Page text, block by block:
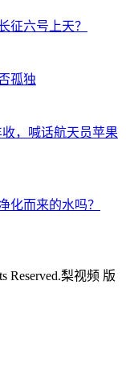
征六号上天？
孤独
，喊话航天员苹果
化而来的水吗？
Reserved.梨视频 版